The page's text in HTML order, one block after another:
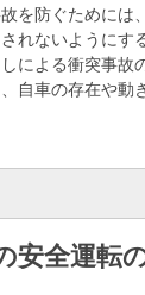
を防ぐためには
れないようにす
による衝突事故
自車の存在や
安全運転